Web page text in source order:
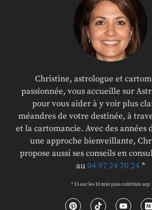
Christine, astrologue et
passionnée, vous accueille sur
pour vous aider à y voir plus
méandres de votre destinée, à
et la cartomancie. Avec des années
une approche bienveillante,
propose aussi ses conseils en
au04 97 24 70 24*
* 15 eur les 10 min puis coût/min sup